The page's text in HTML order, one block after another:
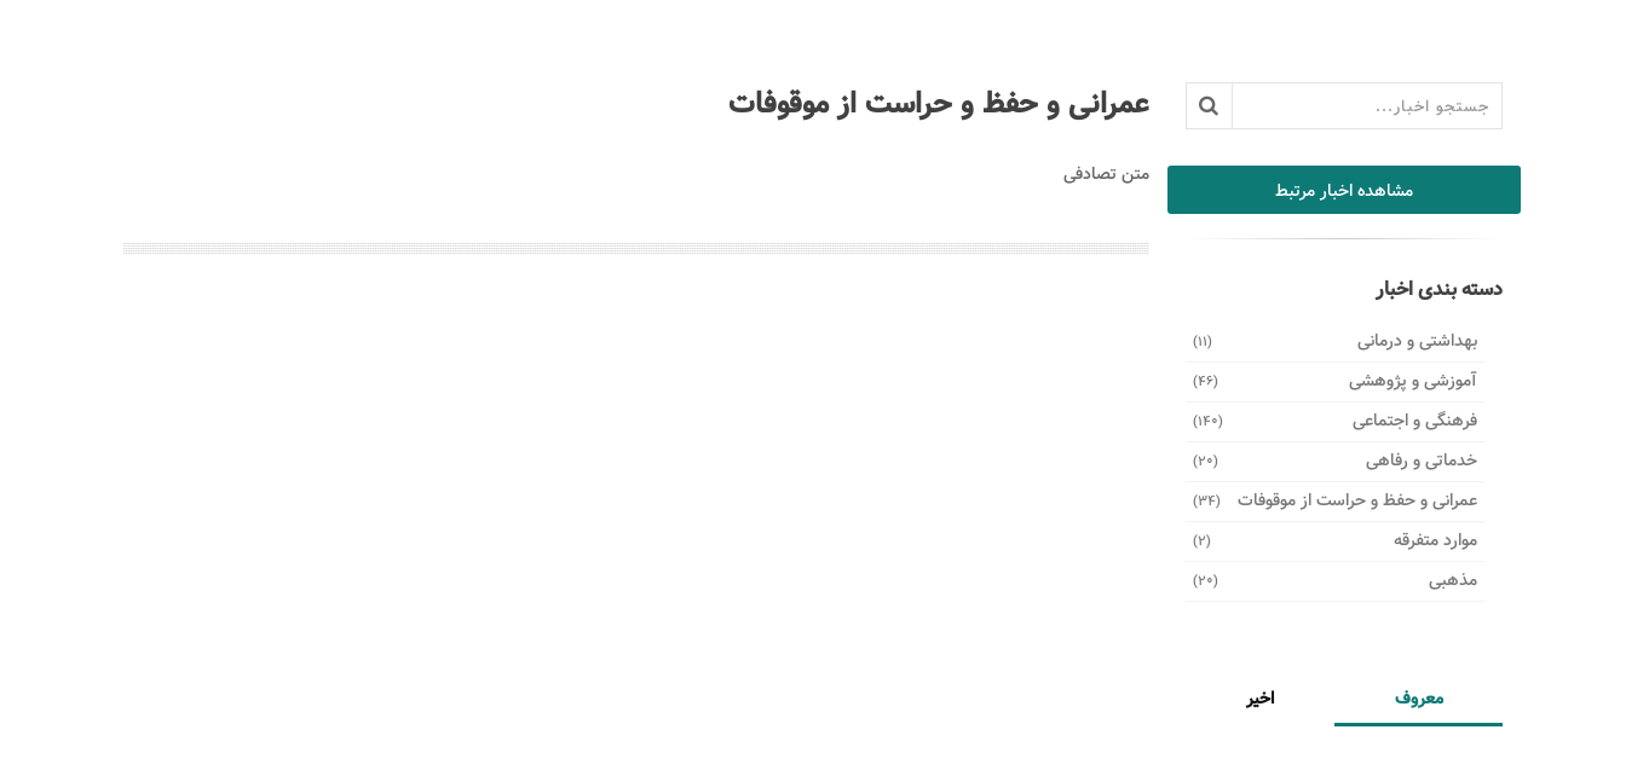
مشاهده اخبار مرتبط
دسته بندی اخبار
(11) بهداشتی و درمانی
(46) آموزشی و پژوهشی
(140) فرهنگی و اجتماعی
(20) خدماتی و رفاهی
(34) عمرانی و حفظ و حراست از موقوفات
(2) موارد متفرقه
(20) مذهبی
معروف اخیر
عمرانی و حفظ و حراست از موقوفات
متن تصادفی